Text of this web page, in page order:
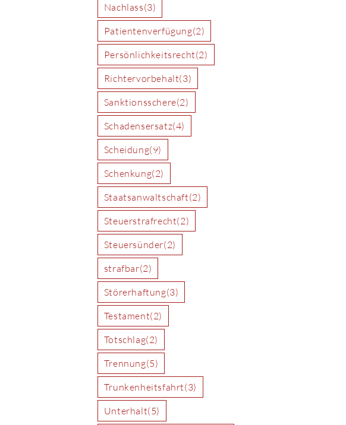
Nachlass(3)
Patientenverfügung(2)
Persönlichkeitsrecht(2)
Richtervorbehalt(3)
Sanktionsschere(2)
Schadensersatz(4)
Scheidung(9)
Schenkung(2)
Staatsanwaltschaft(2)
Steuerstrafrecht(2)
Steuersünder(2)
strafbar(2)
Störerhaftung(3)
Testament(2)
Totschlag(2)
Trennung(5)
Trunkenheitsfahrt(3)
Unterhalt(5)